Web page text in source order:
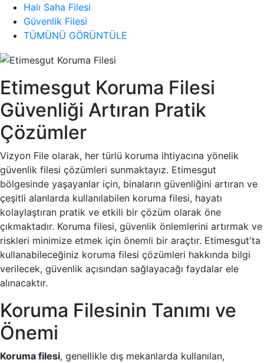
Etimesgut Koruma Filesi
Güvenliği Artıran Pratik
Çözümler
Vizyon File olarak, her türlü koruma ihtiyacına yönelik
güvenlik filesi çözümleri sunmaktayız. Etimesgut
bölgesinde yaşayanlar için, binaların güvenliğini artıran ve
çeşitli alanlarda kullanılabilen koruma filesi, hayatı
kolaylaştıran pratik ve etkili bir çözüm olarak öne
çıkmaktadır. Koruma filesi, güvenlik önlemlerini artırmak ve
riskleri minimize etmek için önemli bir araçtır. Etimesgut'ta
kullanabileceğiniz koruma filesi çözümleri hakkında bilgi
verilecek, güvenlik açısından sağlayacağı faydalar ele
alınacaktır.
Koruma Filesinin Tanımı ve
Önemi
Koruma filesi, genellikle dış mekanlarda kullanılan,
Halı Saha Filesi
Güvenlik Filesi
TÜMÜNÜ GÖRÜNTÜLE